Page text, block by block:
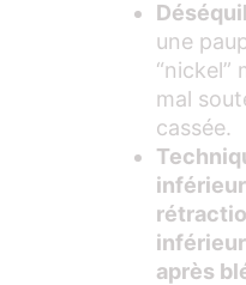
une
“nickel”
mal
cassée.
inférieur
après